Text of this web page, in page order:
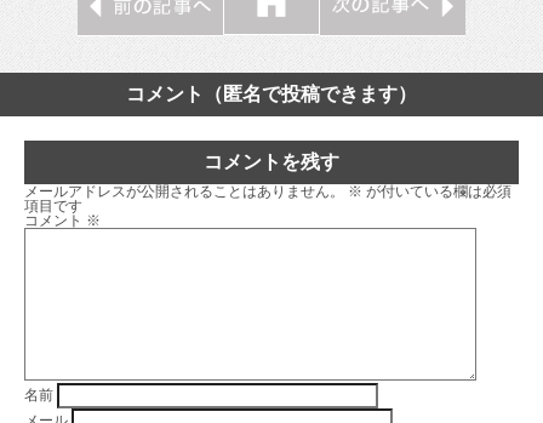
コメント（匿名で投稿できます）
コメントを残す
メールアドレスが公開されることはありません。 ※ が付いている欄は必須
項目です
コメント ※
名前